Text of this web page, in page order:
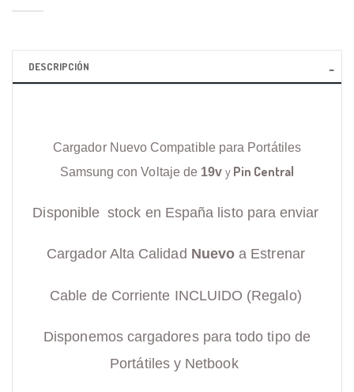
DESCRIPCIÓN
Cargador Nuevo Compatible para Portátiles
Samsung con Voltaje de 19v y Pin Central
Disponible stock en España listo para enviar
Cargador Alta Calidad Nuevo a Estrenar
Cable de Corriente INCLUIDO (Regalo)
Disponemos cargadores para todo tipo de
Portátiles y Netbook